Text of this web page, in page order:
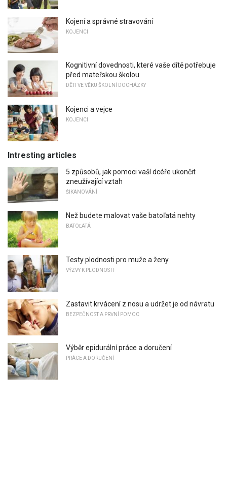
Kojení a správné stravování
KOJENCI
Kognitivní dovednosti, které vaše dítě potřebuje
před mateřskou školou
DĚTI VE VĚKU ŠKOLNÍ DOCHÁZKY
Kojenci a vejce
KOJENCI
Intresting articles
5 způsobů, jak pomoci vaší dcéře ukončit
zneužívající vztah
ŠIKANOVÁNÍ
Než budete malovat vaše batoľatá nehty
BATOĽATÁ
Testy plodnosti pro muže a ženy
VÝZVY K PLODNOSTI
Zastavit krvácení z nosu a udržet je od návratu
BEZPEČNOST A PRVNÍ POMOC
Výběr epidurální práce a doručení
PRÁCE A DORUČENÍ